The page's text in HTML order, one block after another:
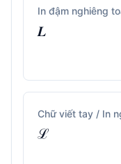
In đậm nghiêng
𝑳
Chữ viết tay / In
ℒ